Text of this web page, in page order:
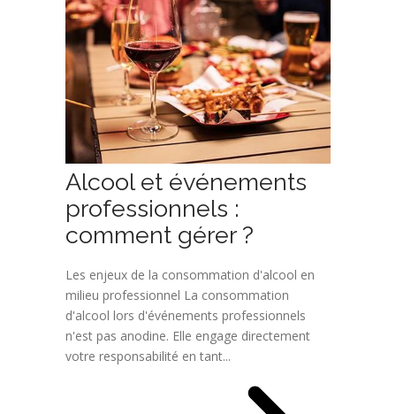
Alcool et événements
professionnels :
comment gérer ?
Les enjeux de la consommation d'alcool en
milieu professionnel La consommation
d'alcool lors d'événements professionnels
n'est pas anodine. Elle engage directement
votre responsabilité en tant...